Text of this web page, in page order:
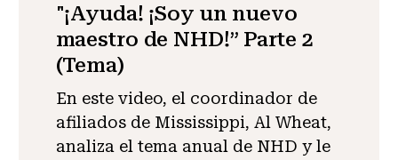
"¡Ayuda! ¡Soy un nuevo
maestro de NHD!” Parte 2
(Tema)
En este video, el coordinador de
afiliados de Mississippi, Al Wheat,
analiza el tema anual de NHD y le